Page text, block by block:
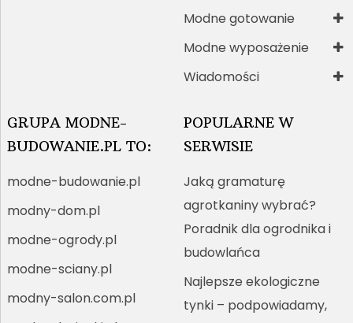
Modne gotowanie
Modne wyposażenie
Wiadomości
GRUPA MODNE-
BUDOWANIE.PL TO:
modne-budowanie.pl
modny-dom.pl
modne-ogrody.pl
modne-sciany.pl
modny-salon.com.pl
POPULARNE W
SERWISIE
Jaką gramaturę
agrotkaniny wybrać?
Poradnik dla ogrodnika i
budowlańca
Najlepsze ekologiczne
tynki – podpowiadamy,